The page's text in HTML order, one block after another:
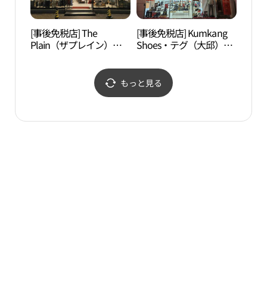
[事後免税店] The
Plain（ザプレイン）・
城路）店(더플레인 대구
[事後免税店] Kumkang
Shoes・テグ（大邱）本
もっと見る